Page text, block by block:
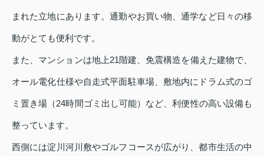
まれた立地にあります。通勤やお買い物、通学など日々の移
動がとても便利です。
また、マンションは地上21階建、免震構造を備えた建物で、
オール電化仕様や自走式平面駐車場、敷地内にドラム式のゴ
ミ置き場（24時間ゴミ出し可能）など、利便性の高い設備も
整っています。
西側には淀川河川敷やゴルフコースが広がり、都市生活の中